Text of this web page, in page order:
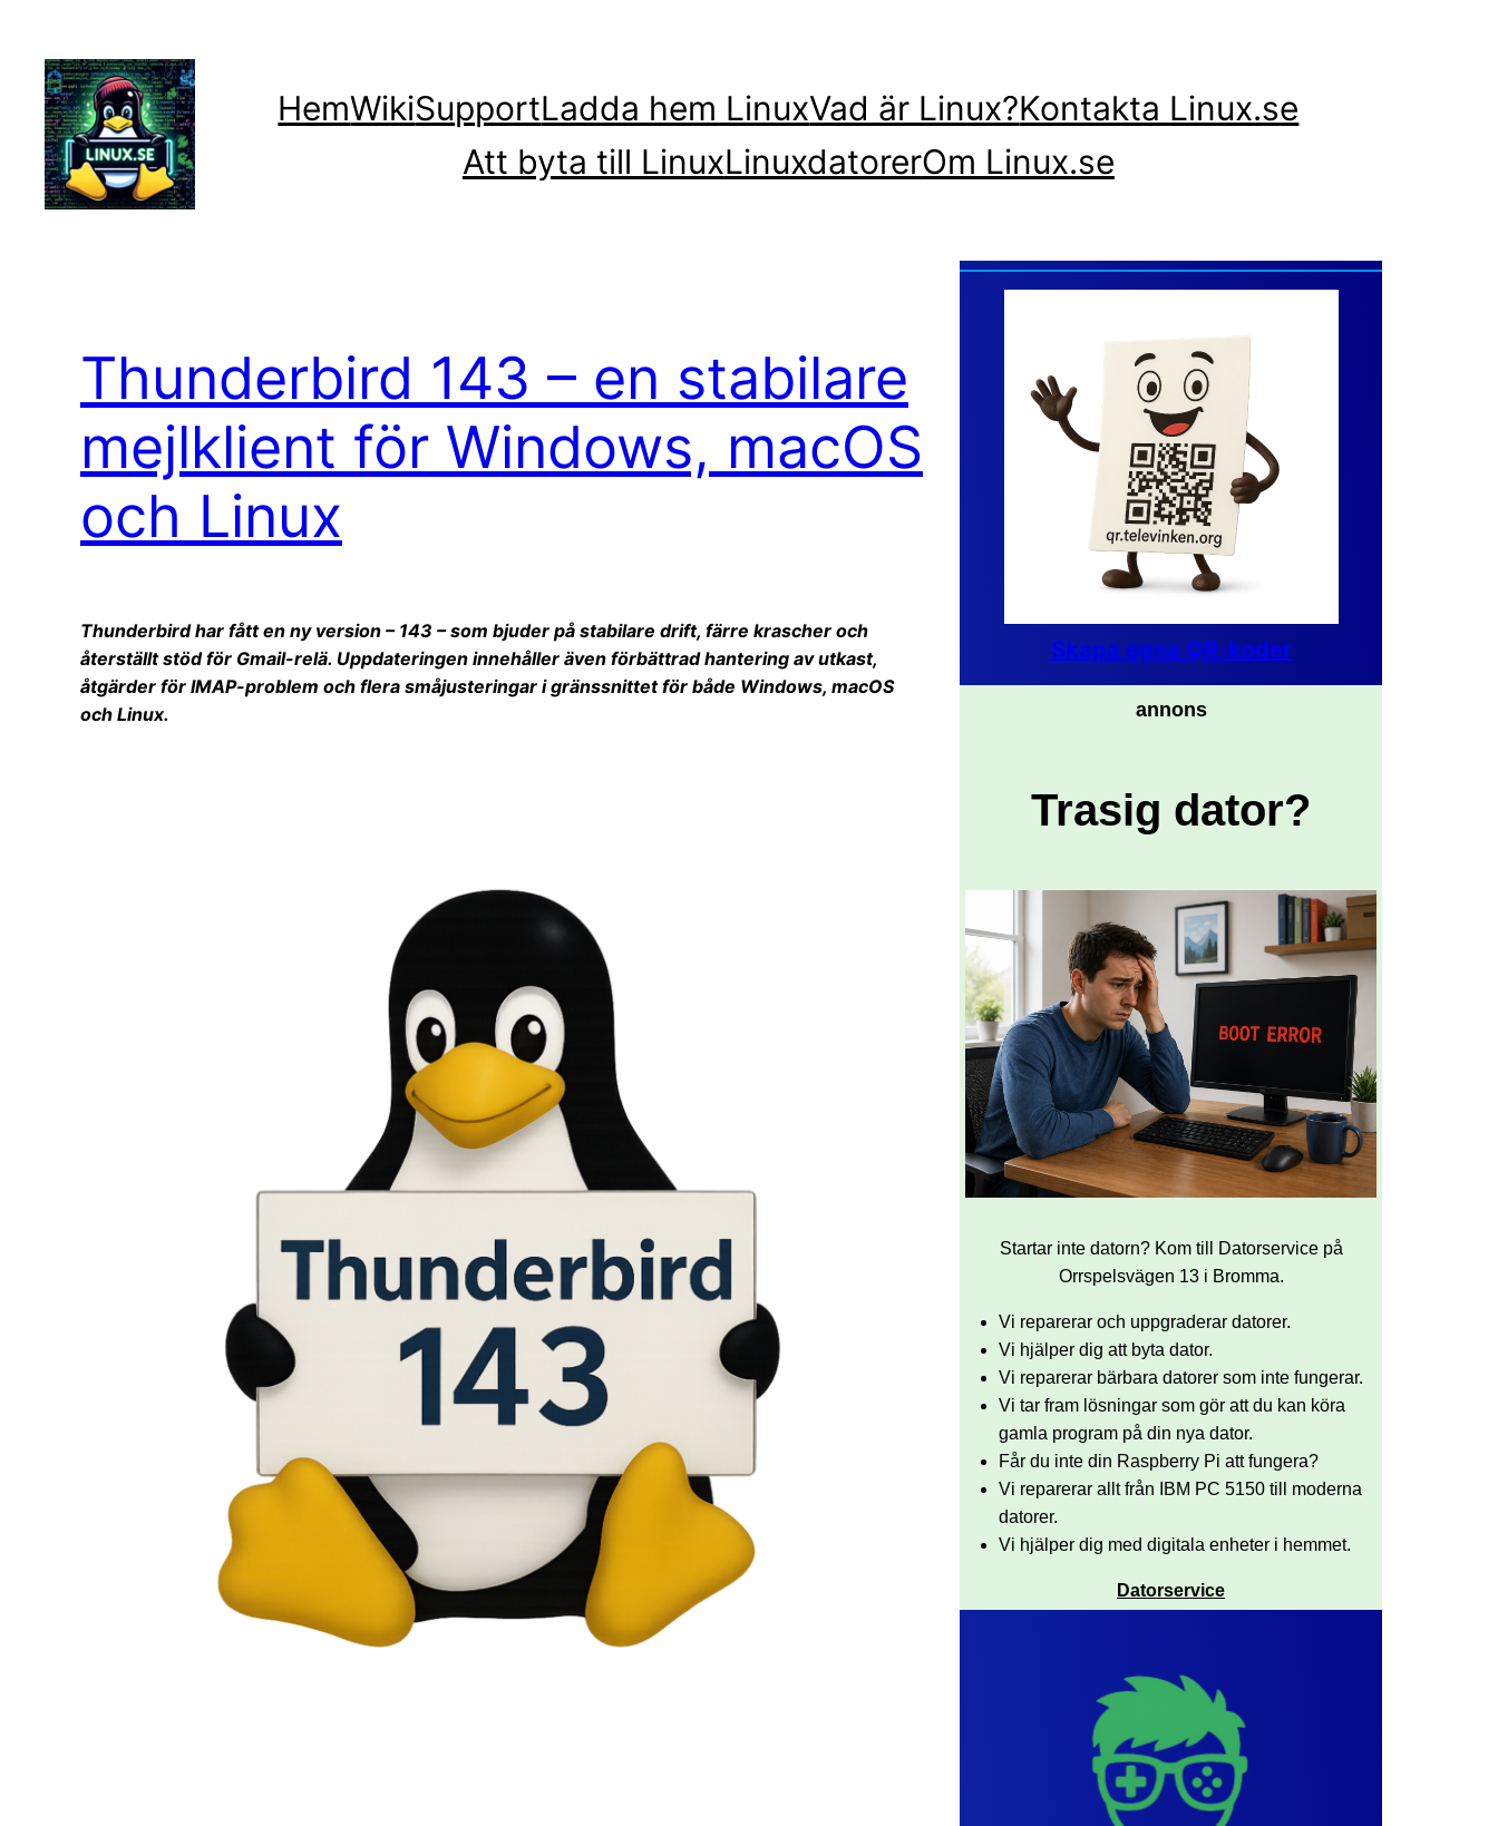
innehåll
HemWikiSupportLadda hem LinuxVad är Linux?Kontakta Linux.se
Att byta till LinuxLinuxdatorerOm Linux.se
Thunderbird 143 – en stabilare
mejlklient för Windows, macOS
och Linux
Thunderbird har fått en ny version – 143 – som bjuder på stabilare drift, färre krascher och
återställt stöd för Gmail-relä. Uppdateringen innehåller även förbättrad hantering av utkast,
åtgärder för IMAP-problem och flera småjusteringar i gränssnittet för både Windows, macOS
och Linux.
Skapa egna QR-koder
annons
Trasig dator?
Startar inte datorn? Kom till Datorservice på
Orrspelsvägen 13 i Bromma.
Vi reparerar och uppgraderar datorer.
Vi hjälper dig att byta dator.
Vi reparerar bärbara datorer som inte fungerar.
Vi tar fram lösningar som gör att du kan köra
gamla program på din nya dator.
Får du inte din Raspberry Pi att fungera?
Vi reparerar allt från IBM PC 5150 till moderna
datorer.
Vi hjälper dig med digitala enheter i hemmet.
Datorservice